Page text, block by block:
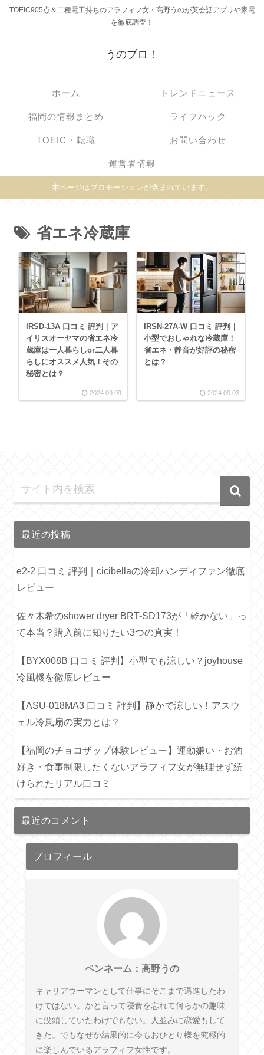
TOEIC905点＆二種電工持ちのアラフィフ女・高野うのが英会話アプリや家電
を徹底調査！
うのブロ！
ホーム トレンドニュース
福岡の情報まとめ ライフハック
TOEIC・転職 お問い合わせ
運営者情報
本ページはプロモーションが含まれています。
省エネ冷蔵庫
IRSD-13A 口コミ 評判｜ア
イリスオーヤマの省エネ冷
蔵庫は一人暮らしor二人暮
らしにオススメ人気！その
秘密とは？
2024.09.09
IRSN-27A-W 口コミ 評判｜
小型でおしゃれな冷蔵庫！
省エネ・静音が好評の秘密
とは？
2024.09.03
最近の投稿
e2-2 口コミ 評判｜cicibellaの冷却ハンディファン徹底
レビュー
佐々木希のshower dryer BRT-SD173が「乾かない」っ
て本当？購入前に知りたい3つの真実！
【BYX008B 口コミ 評判】小型でも涼しい？joyhouse
冷風機を徹底レビュー
【ASU-018MA3 口コミ 評判】静かで涼しい！アスウ
ェル冷風扇の実力とは？
【福岡のチョコザップ体験レビュー】運動嫌い・お酒
好き・食事制限したくないアラフィフ女が無理せず続
けられたリアル口コミ
最近のコメント
プロフィール
ペンネーム：高野うの
キャリアウーマンとして仕事にそこまで邁進したわ
けではない。かと言って寝食を忘れて何らかの趣味
に没頭していたわけでもない。人並みに恋愛もして
きた。でもなぜか結果的に今もおひとり様を究極的
に楽しんでいるアラフィフ女性です。